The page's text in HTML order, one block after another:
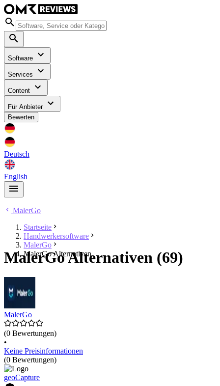
Software
Services
Content
Für Anbieter
Bewerten
Deutsch
English
MalerGo
Startseite
Handwerkersoftware
MalerGo
MalerGo Alternativen
MalerGo Alternativen (69)
MalerGo
(0 Bewertungen)
•
Keine Preisinformationen
(0 Bewertungen)
geoCapture